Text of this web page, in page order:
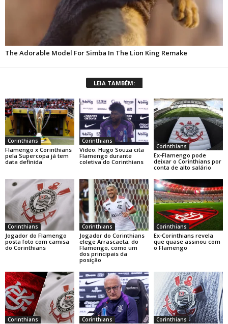
LEIA TAMBÉM:
Corinthians
Flamengo x Corinthians
pela Supercopa já tem
data definida
Corinthians
Vídeo: Hugo Souza cita
Flamengo durante
coletiva do Corinthians
Corinthians
Ex-Flamengo pode
deixar o Corinthians por
conta de alto salário
Corinthians
Jogador do Flamengo
posta foto com camisa
do Corinthians
Corinthians
Jogador do Corinthians
elege Arrascaeta, do
Flamengo, como um
dos principais da
posição
Corinthians
Ex-Corinthians revela
que quase assinou com
o Flamengo
Corinthians Corinthians Corinthians